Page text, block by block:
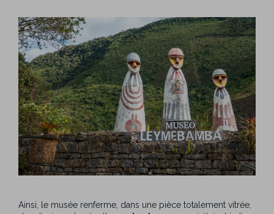
Ainsi, le musée renferme, dans une pièce totalement vitrée,